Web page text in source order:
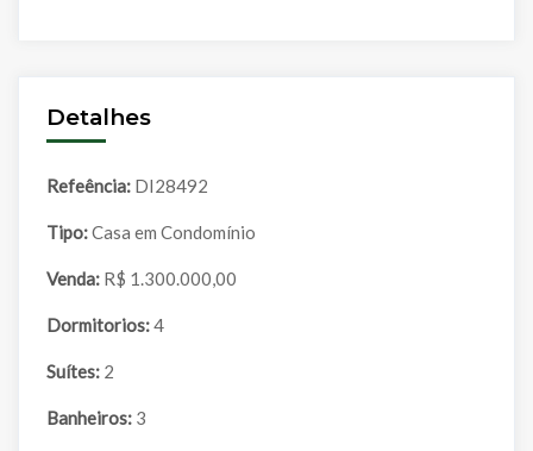
Detalhes
Refeência: DI28492
Tipo: Casa em Condomínio
Venda: R$ 1.300.000,00
Dormitorios: 4
Suítes: 2
Banheiros: 3